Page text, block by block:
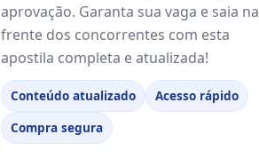
aprovação. Garanta sua vaga e saia na
frente dos concorrentes com esta
apostila completa e atualizada!
Conteúdo atualizado
Acesso rápido
Compra segura